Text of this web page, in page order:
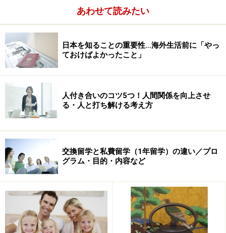
あわせて読みたい
日本を知ることの重要性…海外生活前に「やっ
ておけばよかったこと」
人付き合いのコツ5つ！人間関係を向上させ
る・人と打ち解ける考え方
交換留学と私費留学（1年留学）の違い／プロ
グラム・目的・内容など